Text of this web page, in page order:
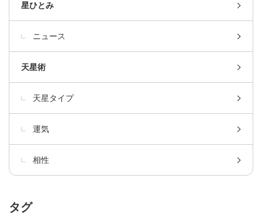
星ひとみ
ニュース
天星術
天星タイプ
運気
相性
タグ